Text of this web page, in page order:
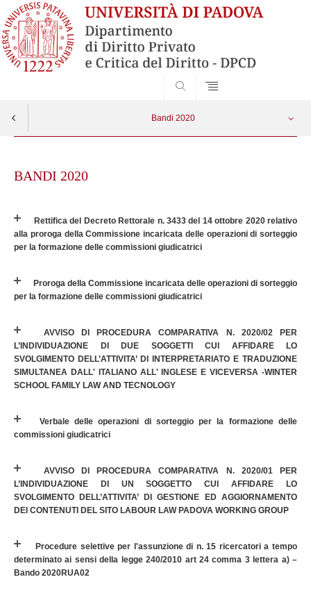
Bandi 2020
contentBANDI 2020
Rettifica del Decreto Rettorale n. 3433 del 14 ottobre 2020 relativo
alla proroga della Commissione incaricata delle operazioni di sorteggio
per la formazione delle commissioni giudicatrici
Proroga della Commissione incaricata delle operazioni di sorteggio
per la formazione delle commissioni giudicatrici
AVVISO DI PROCEDURA COMPARATIVA N. 2020/02 PER
L’INDIVIDUAZIONE DI DUE SOGGETTI CUI AFFIDARE LO
SVOLGIMENTO DELL’ATTIVITA’ DI INTERPRETARIATO E TRADUZIONE
SIMULTANEA DALL' ITALIANO ALL' INGLESE E VICEVERSA -WINTER
SCHOOL FAMILY LAW AND TECNOLOGY
Verbale delle operazioni di sorteggio per la formazione delle
commissioni giudicatrici
AVVISO DI PROCEDURA COMPARATIVA N. 2020/01 PER
L’INDIVIDUAZIONE DI UN SOGGETTO CUI AFFIDARE LO
SVOLGIMENTO DELL’ATTIVITA’ DI GESTIONE ED AGGIORNAMENTO
DEI CONTENUTI DEL SITO LABOUR LAW PADOVA WORKING GROUP
Procedure selettive per l'assunzione di n. 15 ricercatori a tempo
determinato ai sensi della legge 240/2010 art 24 comma 3 lettera a) –
Bando 2020RUA02